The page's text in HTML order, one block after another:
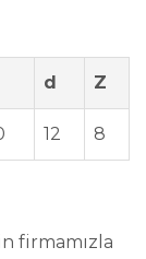
d Z
12 8
firmamızla